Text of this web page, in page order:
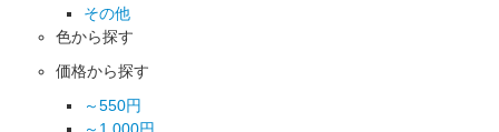
その他
色から探す
価格から探す
～550円
～1,000円